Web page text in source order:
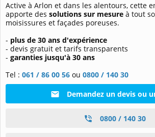
Active à Arlon et dans les alentours, cette
apporte des solutions sur mesure à tout
moisissures et façades poreuses.
- plus de 30 ans d'expérience
- devis gratuit et tarifs transparents
- garanties jusqu'à 30 ans
Tel : 061 / 86 00 56 ou 0800 / 140 30
Demandez un devis ou
0800 / 140 30